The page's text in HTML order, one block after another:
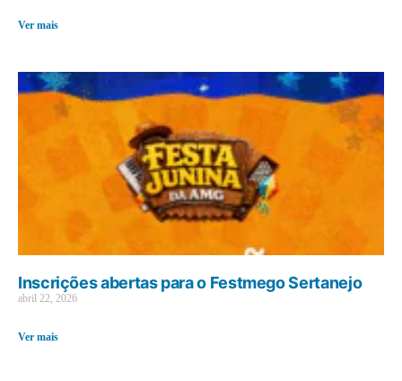
Ver mais
Inscrições abertas para o Festmego Sertanejo
abril 22, 2026
Ver mais